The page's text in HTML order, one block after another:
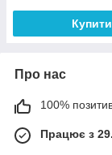
Купити
Про нас
100%
Працює з